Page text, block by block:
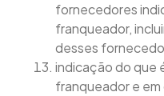
fornecedores
franqueador,
desses
indicação do que
franqueador e